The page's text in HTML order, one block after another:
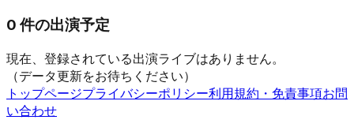
0 件の出演予定
現在、登録されている出演ライブはありません。
（データ更新をお待ちください）
トップページプライバシーポリシー利用規約・免責事項お問
い合わせ